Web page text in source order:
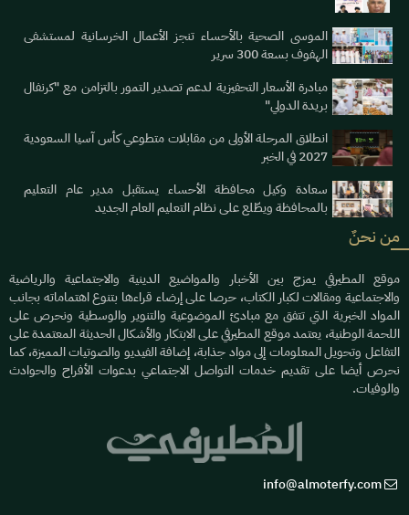
الموسى الصحية بالأحساء تنجز الأعمال الخرسانية لمستشفى
الهفوف بسعة 300 سرير
مبادرة الأسعار التحفيزية لدعم تصدير التمور بالتزامن مع "كرنفال
بريدة الدولي"
انطلاق المرحلة الأولى من مقابلات متطوعي كأس آسيا السعودية
2027 في الخبر
سعادة وكيل محافظة الأحساء يستقبل مدير عام التعليم
بالمحافظة ويطّلع على نظام التعليم العام الجديد
من نحنٌ
موقع المطيرفي يمزج بين الأخبار والمواضيع الدينية والاجتماعية والرياضية
والاجتماعية ومقالات لكبار الكتاب، حرصا على إرضاء قراءها بتنوع اهتماماته بجانب
المواد الخبرية التي تتفق مع مبادئ الموضوعية والتنوير والوسطية ونحرص على
اللحمة الوطنية، يعتمد موقع المطيرفي على الابتكار والأشكال الحديثة المعتمدة على
التفاعل وتحويل المعلومات إلى مواد جذابة، إضافة الفيديو والصوتيات المميزة، كما
نحرص أيضا على تقديم خدمات التواصل الاجتماعي بدعوات الأفراح والحوادث
والوفيات.
info@almoterfy.com